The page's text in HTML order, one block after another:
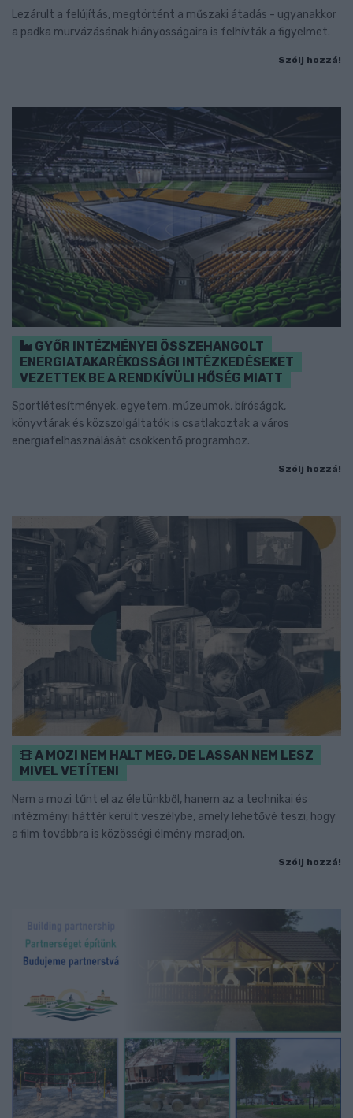
Lezárult a felújítás, megtörtént a műszaki átadás - ugyanakkor
a padka murvázásának hiányosságaira is felhívták a figyelmet.
Szólj hozzá!
GYŐR INTÉZMÉNYEI ÖSSZEHANGOLT
ENERGIATAKARÉKOSSÁGI INTÉZKEDÉSEKET
VEZETTEK BE A RENDKÍVÜLI HŐSÉG MIATT
Sportlétesítmények, egyetem, múzeumok, bíróságok,
könyvtárak és közszolgáltatók is csatlakoztak a város
energiafelhasználását csökkentő programhoz.
Szólj hozzá!
A MOZI NEM HALT MEG, DE LASSAN NEM LESZ
MIVEL VETÍTENI
Nem a mozi tűnt el az életünkből, hanem az a technikai és
intézményi háttér került veszélybe, amely lehetővé teszi, hogy
a film továbbra is közösségi élmény maradjon.
Szólj hozzá!